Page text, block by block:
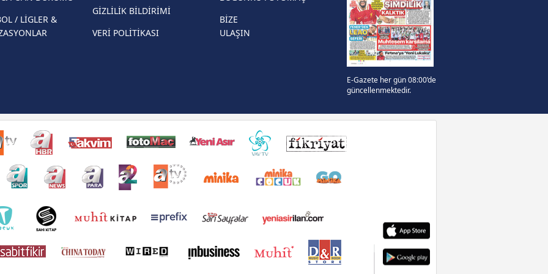
/ LİGLER &
GİZLİLİK BİLDİRİMİ
VERİ POLİTİKASI
BİZE
ULAŞIN
E-Gazete her gün 08:00’de
güncellenmektedir.